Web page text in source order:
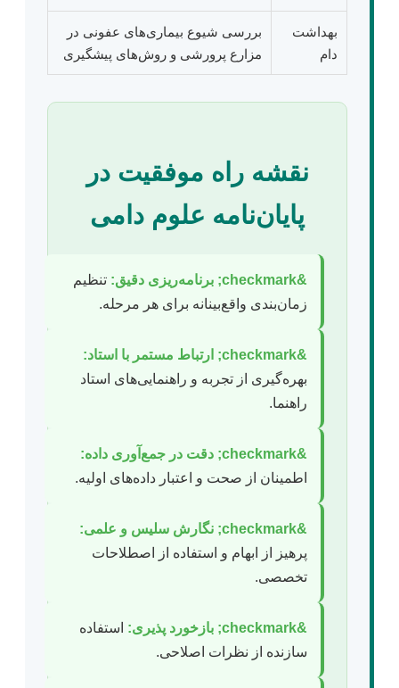
بهداشت
دام
بررسی شیوع بیماری‌های عفونی در
مزارع پرورشی و روش‌های پیشگیری
نقشه راه موفقیت در
پایان‌نامه علوم دامی
&checkmark; برنامه‌ریزی دقیق:
تنظیم
زمان‌بندی واقع‌بینانه برای هر مرحله.
&checkmark; ارتباط مستمر با استاد:
بهره‌گیری از تجربه و راهنمایی‌های استاد
راهنما.
&checkmark; دقت در جمع‌آوری داده:
اطمینان از صحت و اعتبار داده‌های اولیه.
&checkmark; نگارش سلیس و علمی:
پرهیز از ابهام و استفاده از اصطلاحات
تخصصی.
&checkmark; بازخورد پذیری:
استفاده
سازنده از نظرات اصلاحی.